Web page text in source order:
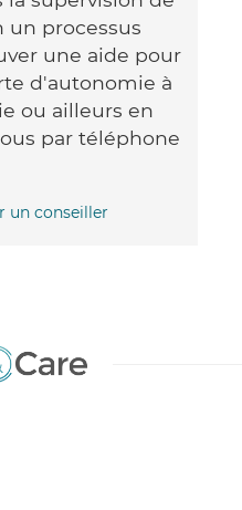
un processus
une aide pour
d'autonomie à
ou ailleurs en
par téléphone
un conseiller